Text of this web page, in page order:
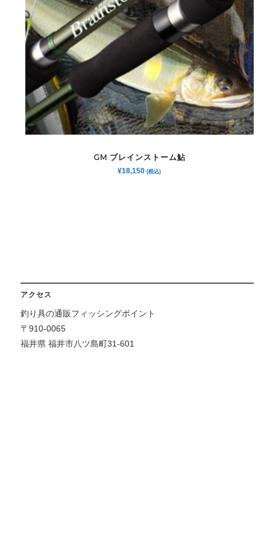
GM ブレインストーム鮎
¥18,150 (税込)
アクセス
釣り具の通販フィッシングポイント
〒910-0065
福井県 福井市八ツ島町31-601